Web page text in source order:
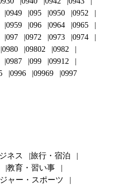
0949 095 0950
0952
0959 096 0964
0965
097 0972 0973
0974
0980 09802
0982
0987 099
09912
0996 09969 0997
ネス
旅行・宿泊
教育・習い事
ャー・スポーツ